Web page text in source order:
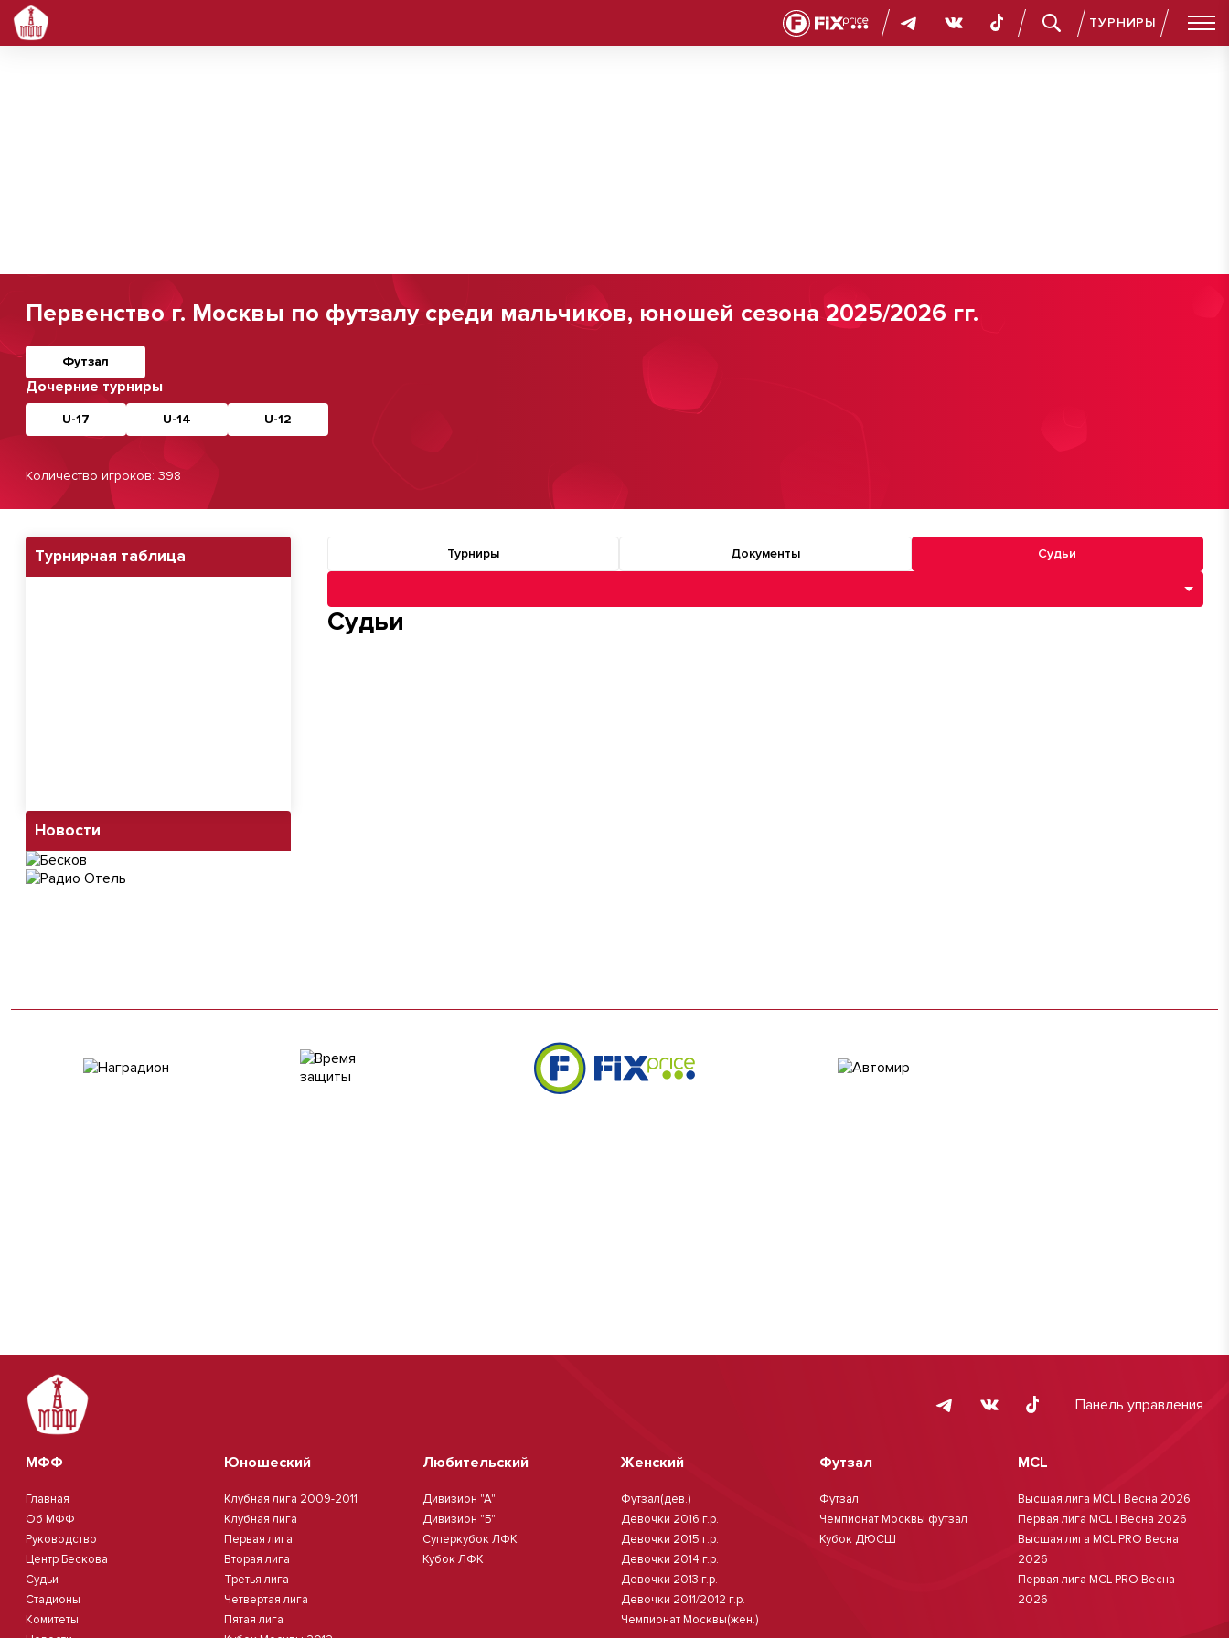
ТУРНИРЫ
Первенство г. Москвы по футзалу среди мальчиков, юношей сезона 2025/2026 гг.
Футзал
Дочерние турниры
U-17 U-14 U-12
Количество игроков: 398
Турнирная таблица
Новости
Турниры Документы Судьи
Навигация по разделам турнира
Судьи
Панель управления
МФФ
Главная
Об МФФ
Руководство
Центр Бескова
Судьи
Стадионы
Комитеты
Юношеский
Клубная лига 2009-2011
Клубная лига
Первая лига
Вторая лига
Третья лига
Четвертая лига
Пятая лига
Любительский
Дивизион "А"
Дивизион "Б"
Суперкубок ЛФК
Кубок ЛФК
Женский
Футзал(дев.)
Девочки 2016 г.р.
Девочки 2015 г.р.
Девочки 2014 г.р.
Девочки 2013 г.р.
Девочки 2011/2012 г.р.
Чемпионат Москвы(жен.)
Футзал
Футзал
Чемпионат Москвы футзал
Кубок ДЮСШ
MCL
Высшая лига MCL | Весна 2026
Первая лига MCL | Весна 2026
Высшая лига MCL PRO Весна
2026
Первая лига MCL PRO Весна
2026